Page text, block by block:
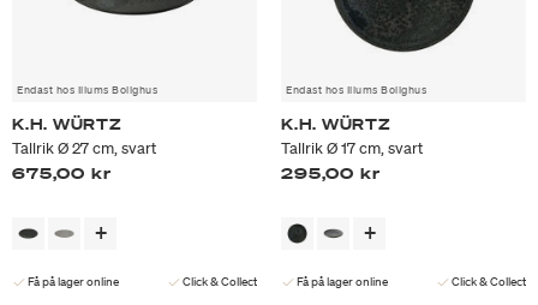
Endast hos Illums Bolighus
K.H. WÜRTZ
Tallrik Ø 27 cm, svart
675,00 kr
Få på lager online Click & Collect
Endast hos Illums Bolighus
K.H. WÜRTZ
Tallrik Ø 17 cm, svart
295,00 kr
Få på lager online Click & Collect